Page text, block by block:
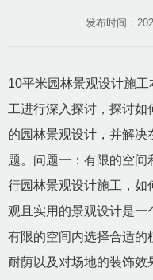
发布时间：
10平米园林景观设计施
工进行深入探讨，探讨如
的园林景观设计，并解决
题。问题一：有限的空间
行园林景观设计施工，如
观且实用的景观设计是一
有限的空间内选择合适的
耐荫以及对场地的装饰效